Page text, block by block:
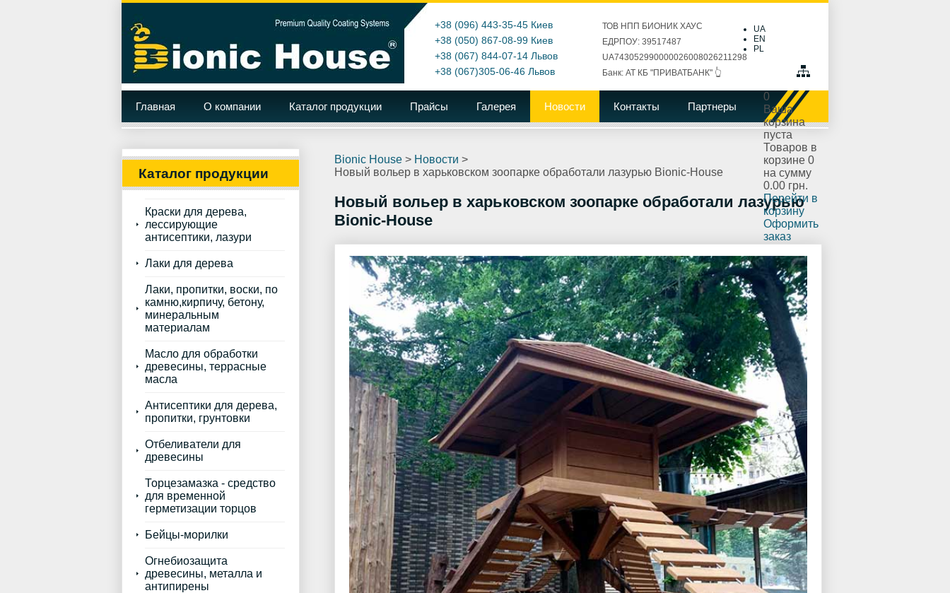
UA
EN
PL
+38 (096) 443-35-45 Киев
+38 (050) 867-08-99 Киев
+38 (067) 844-07-14 Львов
+38 (067)305-06-46 Львов
ТОВ НПП БИОНИК ХАУС
ЕДРПОУ: 39517487
UA743052990000026008026211298
Банк: АТ КБ "ПРИВАТБАНК" 👆
Главная О компании Каталог продукции Прайсы Галерея Новости Контакты Партнеры
0
Ваша
корзина
пуста
Товаров в
корзине 0
на сумму
0.00 грн.
Перейти в
корзину
Оформить
заказ
Каталог продукции
Краски для дерева,
лессирующие
антисептики, лазури
Лаки для дерева
Лаки, пропитки, воски, по
камню,кирпичу, бетону,
минеральным
материалам
Масло для обработки
древесины, террасные
масла
Антисептики для дерева,
пропитки, грунтовки
Отбеливатели для
древесины
Торцезамазка - средство
для временной
герметизации торцов
Бейцы-морилки
Огнебиозащита
древесины, металла и
антипирены
Bionic House > Новости >
Новый вольер в харьковском зоопарке обработали лазурью Bionic-House
Новый вольер в харьковском зоопарке обработали лазурью
Bionic-House